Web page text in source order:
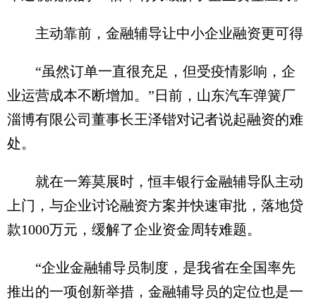
主动靠前，金融辅导让中小企业融资更可得
“虽然订单一直很充足，但受疫情影响，企
业运营成本不断增加。”日前，山东汽车弹簧厂
淄博有限公司董事长王泽锴对记者说起融资的难
处。
就在一筹莫展时，恒丰银行金融辅导队主动
上门，与企业讨论融资方案并快速审批，落地贷
款1000万元，缓解了企业资金周转难题。
“企业金融辅导员制度，是我省在全国率先
推出的一项创新举措，金融辅导员的定位也是一